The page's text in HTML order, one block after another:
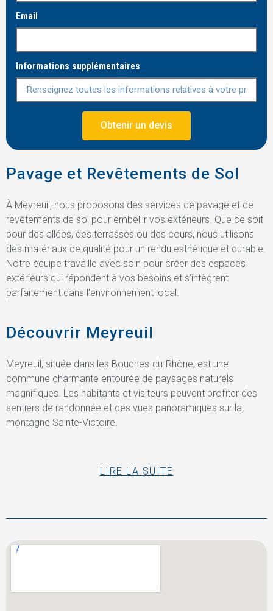
Email
Informations supplémentaires
Obtenir un devis
Pavage et Revêtements de Sol
À Meyreuil, nous proposons des services de pavage et de
revêtements de sol pour embellir vos extérieurs. Que ce soit
pour des allées, des terrasses ou des cours, nous utilisons
des matériaux de qualité pour un rendu esthétique et durable.
Notre équipe travaille avec soin pour créer des espaces
extérieurs qui répondent à vos besoins et s’intègrent
parfaitement dans l’environnement local.
Découvrir Meyreuil
Meyreuil, située dans les Bouches-du-Rhône, est une
commune charmante entourée de paysages naturels
magnifiques. Les habitants et visiteurs peuvent profiter des
sentiers de randonnée et des vues panoramiques sur la
montagne Sainte-Victoire.
LIRE LA SUITE